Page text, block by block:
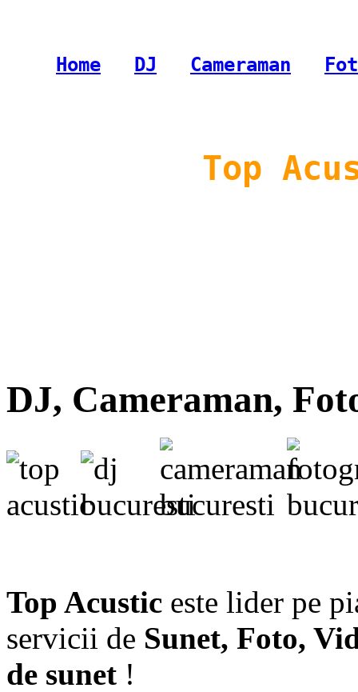
Home DJ Cameraman
Top
DJ, Cameraman,
Top Acustic este lider pe
servicii de Sunet, Foto,
de sunet !